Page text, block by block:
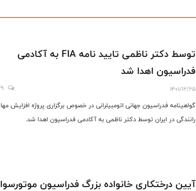
توسط دکتر ناظمی تایید نامه FIA به آکادمی
فدراسیون اهدا شد
1401/12/25
گواهینامه فدراسیون جهانی اتومبیلرانی در خصوص برگزاری پروژه افزایش
رانندگی در ایران توسط دکتر ناظمی به آکادمی فدراسیون اهدا شد.
آیین درختکاری خانواده بزرگ فدراسیون